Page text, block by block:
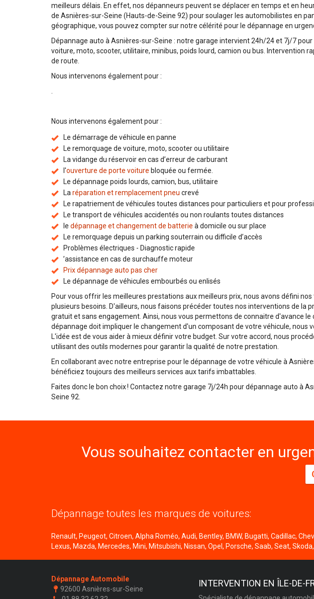
meilleurs délais. En effet, nos dépanneurs peuvent se déplacer en temps et en
de Asnières-sur-Seine (Hauts-de-Seine 92) pour soulager les automobilistes en
géographique, vous pouvez compter sur notre célérité pour le dépannage en
Dépannage auto à Asnières-sur-Seine : notre garage intervient 24h/24 et 7j/7
voiture, moto, scooter, utilitaire, minibus, poids lourd, camion ou bus. Intervention
de route.
Nous intervenons également pour :
Nous intervenons également pour :
Le démarrage de véhicule en panne
Le remorquage de voiture, moto, scooter ou utilitaire
La vidange du réservoir en cas d’erreur de carburant
l'ouverture de porte voiture bloquée ou fermée.
Le dépannage poids lourds, camion, bus, utilitaire
La réparation et remplacement pneu crevé
Le rapatriement de véhicules toutes distances pour particuliers et pour
Le transport de véhicules accidentés ou non roulants toutes distances
le dépannage et changement de batterie à domicile ou sur place
Le remorquage depuis un parking souterrain ou difficile d’accès
Problèmes électriques - Diagnostic rapide
’assistance en cas de surchauffe moteur
Prix dépannage auto pas cher
Le dépannage de véhicules embourbés ou enlisés
Pour vous offrir les meilleures prestations aux meilleurs prix, nous avons défini
plusieurs besoins. D'ailleurs, nous faisons précéder toutes nos interventions de la
gratuit et sans engagement. Ainsi, nous vous permettons de connaitre d'avance le
dépannage doit impliquer le changement d'un composant de votre véhicule, nous
L'idée est de vous aider à mieux définir votre budget. Sur votre accord, nous
utilisant des outils modernes pour garantir la qualité de notre prestation.
En collaborant avec notre entreprise pour le dépannage de votre véhicule à
bénéficiez toujours des meilleurs services aux tarifs imbattables.
Faites donc le bon choix ! Contactez notre garage 7j/24h pour dépannage auto à
Seine 92.
Vous souhaitez contacter en
Dépannage toutes les marques de voitures:
Renault, Peugeot, Citroen, Alpha Roméo, Audi, Bentley, BMW, Bugatti, Cadillac,
Lexus, Mazda, Mercedes, Mini, Mitsubishi, Nissan, Opel, Porsche, Saab, Seat,
Dépannage Automobile
92600 Asnières-sur-Seine
INTERVENTION EN ÎLE-DE-